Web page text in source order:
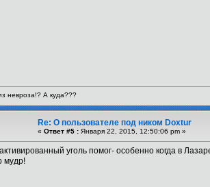
невроза!? А куда???
Re: О пользователе под ником Doxtur
« Ответ #5 : Января 22, 2015, 12:50:06 pm »
уголь помог- особенно когда в
мудр!